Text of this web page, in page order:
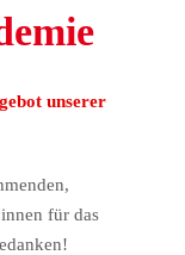
unserer
für das